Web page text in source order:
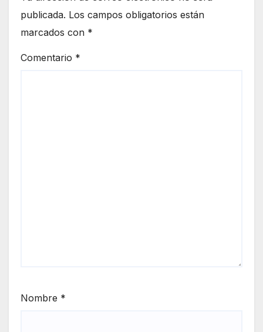
publicada. Los campos obligatorios están
marcados con *
Comentario *
Nombre *